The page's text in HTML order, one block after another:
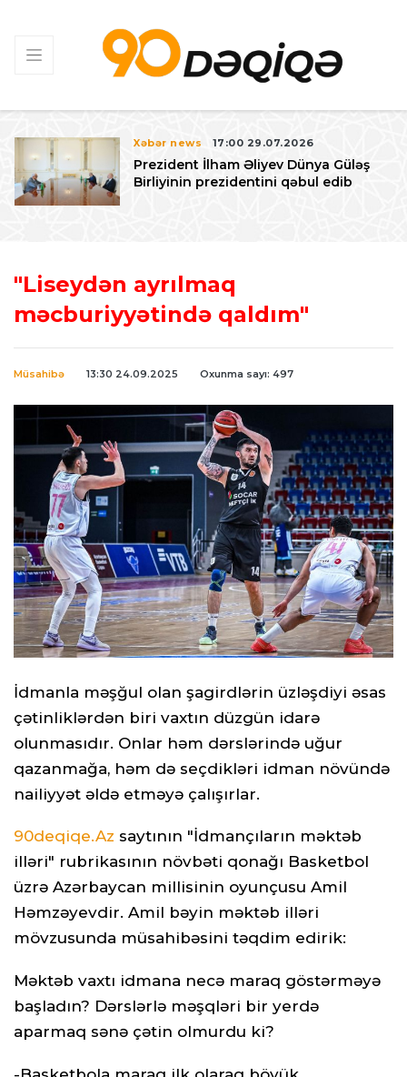
Xəbər news 17:00 29.07.2026
Prezident İlham Əliyev Dünya Güləş
Birliyinin prezidentini qəbul edib
"Liseydən ayrılmaq
məcburiyyətində qaldım"
Müsahibə 13:30 24.09.2025 Oxunma sayı: 497
İdmanla məşğul olan şagirdlərin üzləşdiyi əsas
çətinliklərdən biri vaxtın düzgün idarə
olunmasıdır. Onlar həm dərslərində uğur
qazanmağa, həm də seçdikləri idman növündə
nailiyyət əldə etməyə çalışırlar.
90deqiqe.Az saytının "İdmançıların məktəb
illəri" rubrikasının növbəti qonağı Basketbol
üzrə Azərbaycan millisinin oyunçusu Amil
Həmzəyevdir. Amil bəyin məktəb illəri
mövzusunda müsahibəsini təqdim edirik:
Məktəb vaxtı idmana necə maraq göstərməyə
başladın? Dərslərlə məşqləri bir yerdə
aparmaq sənə çətin olmurdu ki?